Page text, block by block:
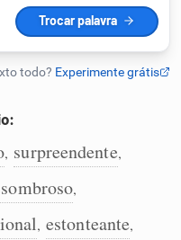
, surpreendente,
,
, estonteante,